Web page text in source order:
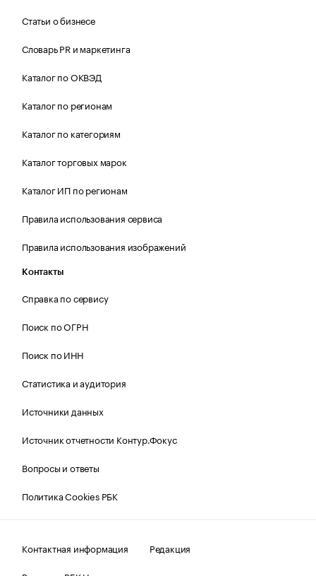
Статьи о бизнесе
Словарь PR и маркетинга
Каталог по ОКВЭД
Каталог по регионам
Каталог по категориям
Каталог торговых марок
Каталог ИП по регионам
Правила использования сервиса
Правила использования изображений
Контакты
Справка по сервису
Поиск по ОГРН
Поиск по ИНН
Статистика и аудитория
Источники данных
Источник отчетности Контур.Фокус
Вопросы и ответы
Политика Cookies РБК
Контактная информация
Редакция